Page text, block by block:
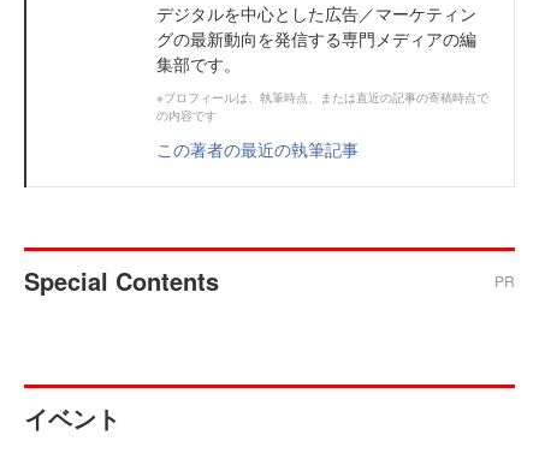
デジタルを中心とした広告／マーケティン
グの最新動向を発信する専門メディアの編
集部です。
※プロフィールは、執筆時点、または直近の記事の寄稿時点で
の内容です
この著者の最近の執筆記事
Special Contents PR
イベント